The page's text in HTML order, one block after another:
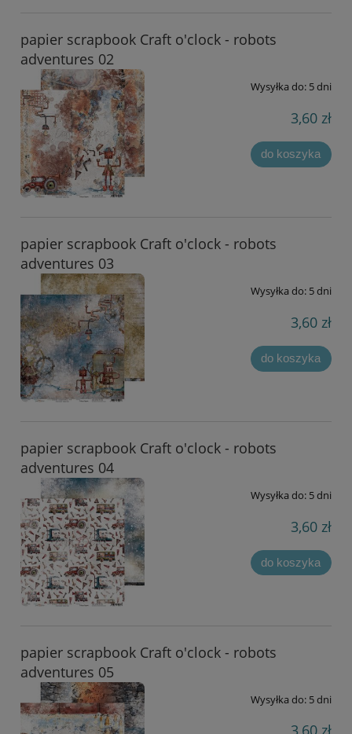
papier scrapbook Craft o'clock - robots
adventures 02
Wysyłka do: 5 dni
3,60 zł
do koszyka
papier scrapbook Craft o'clock - robots
adventures 03
Wysyłka do: 5 dni
3,60 zł
do koszyka
papier scrapbook Craft o'clock - robots
adventures 04
Wysyłka do: 5 dni
3,60 zł
do koszyka
papier scrapbook Craft o'clock - robots
adventures 05
Wysyłka do: 5 dni